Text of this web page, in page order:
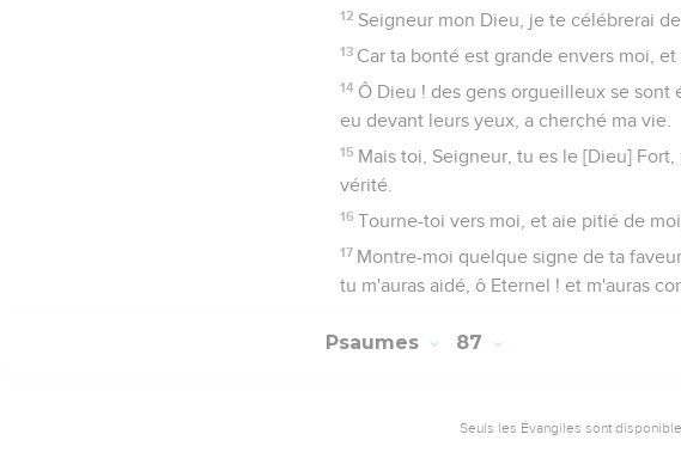
12 Seigneur mon Dieu, je te célébrerai
13 Car ta bonté est grande envers moi,
14 Ô Dieu ! des gens orgueilleux se
eu devant leurs yeux, a cherché ma vie.
15 Mais toi, Seigneur, tu es le [Dieu]
vérité.
16 Tourne-toi vers moi, et aie pitié de
17 Montre-moi quelque signe de ta
tu m'auras aidé, ô Eternel ! et m'auras
Psaumes 87
Seuls les Évangiles sont